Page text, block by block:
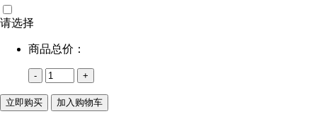
请选择
商品总价：
- +
立即购买 加入购物车